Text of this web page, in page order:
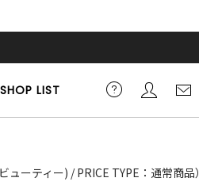
SHOP LIST
ーティー) / PRICE TYPE：通常商品）